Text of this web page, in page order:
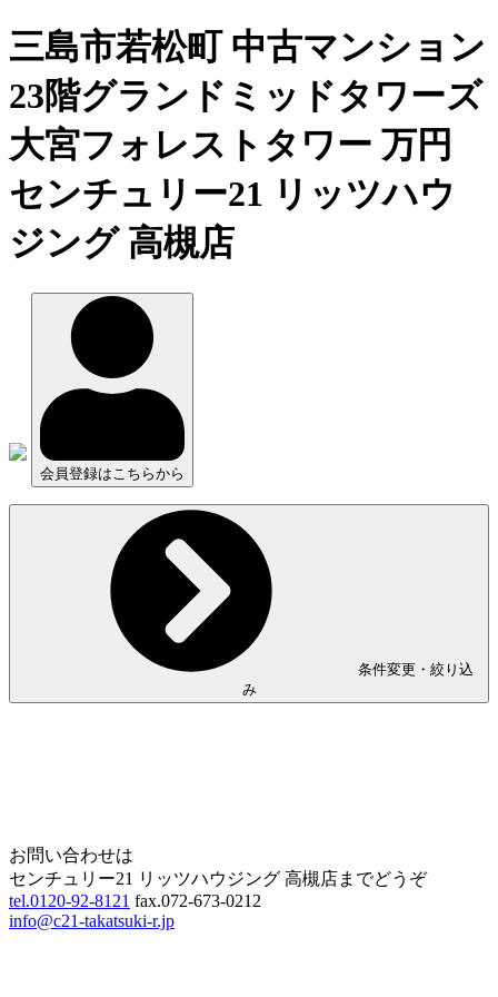
三島市若松町 中古マンション
23階グランドミッドタワーズ
大宮フォレストタワー 万円
センチュリー21 リッツハウ
ジング 高槻店
会員登録はこちらから
条件変更・絞り込
み
お問い合わせは
センチュリー21 リッツハウジング 高槻店までどうぞ
tel.0120-92-8121 fax.072-673-0212
info@c21-takatsuki-r.jp